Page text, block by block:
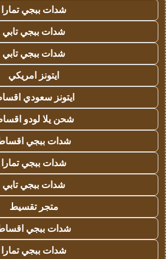
شدات ببجي تمارا
شدات ببجي تابي
شدات ببجي تابي
ايتونز امريكي
ايتونز سعودي
شحن يلا لودو
شدات ببجي
شدات ببجي تمارا
شدات ببجي تابي
متجر تقسيط
شدات ببجي
شدات ببجي تمارا